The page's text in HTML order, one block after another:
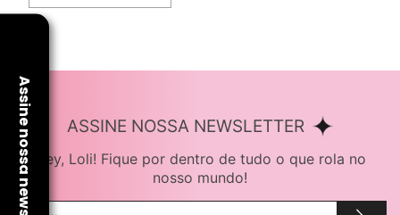
ASSINE NOSSA NEWSLETTER
Hey, Loli! Fique por dentro de tudo o que rola no
nosso mundo!